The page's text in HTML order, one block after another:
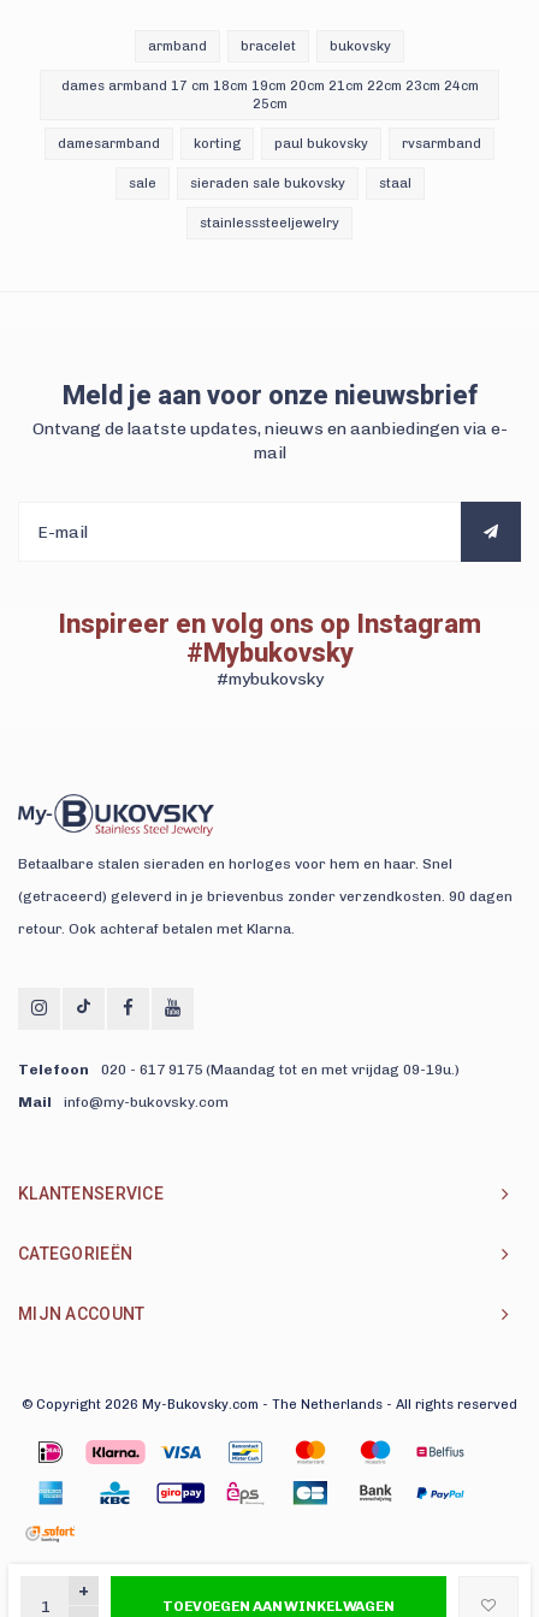
+
TOEVOEGEN AAN WINKELWAGEN
armband bracelet bukovsky
dames armband 17 cm 18cm 19cm 20cm 21cm 22cm 23cm 24cm
25cm
damesarmband korting paul bukovsky rvsarmband
sale sieraden sale bukovsky staal
stainlesssteeljewelry
Meld je aan voor onze nieuwsbrief
Ontvang de laatste updates, nieuws en aanbiedingen via e-
mail
Inspireer en volg ons op Instagram
#Mybukovsky
#mybukovsky
Betaalbare stalen sieraden en horloges voor hem en haar. Snel
(getraceerd) geleverd in je brievenbus zonder verzendkosten. 90 dagen
retour. Ook achteraf betalen met Klarna.
Telefoon
020 - 617 9175 (Maandag tot en met vrijdag 09-19u.)
Mail
info@my-bukovsky.com
KLANTENSERVICE
CATEGORIEËN
MIJN ACCOUNT
© Copyright 2026 My-Bukovsky.com - The Netherlands - All rights reserved